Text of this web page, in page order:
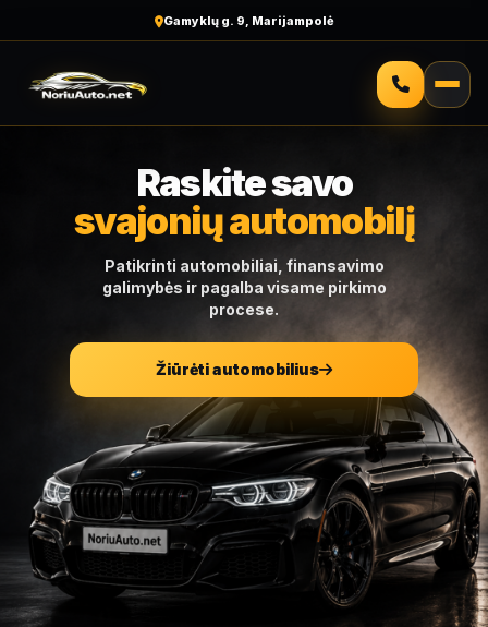
Gamyklų g. 9, Marijampolė
Raskite savo
svajonių automobilį
Patikrinti automobiliai, finansavimo
galimybės ir pagalba visame pirkimo
procese.
Žiūrėti automobilius